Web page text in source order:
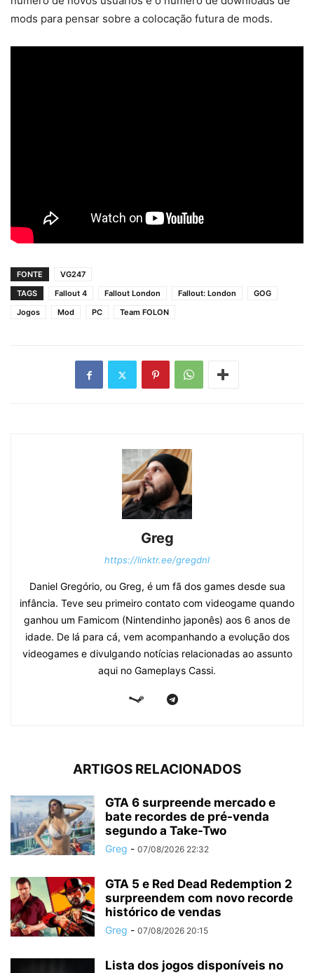
mods para pensar sobre a colocação futura de mods.
FONTE
VG247
TAGS
Fallout 4 Fallout London Fallout: London
GOG
Jogos
Mod PC Team FOLON
Greg
https://linktr.ee/gregdnl
Daniel Gregório, ou Greg, é um fã dos games desde sua
infância. Teve seu primeiro contato com videogame quando
ganhou um Famicom (Nintendinho japonês) aos 6 anos de
idade. De lá para cá, vem acompanhando a evolução dos
videogames e divulgando notícias relacionadas ao assunto
aqui no Gameplays Cassi.
ARTIGOS RELACIONADOS
GTA 6 surpreende mercado e
bate recordes de pré-venda
segundo a Take-Two
Greg - 07/08/2026 22:32
GTA 5 e Red Dead Redemption 2
surpreendem com novo recorde
histórico de vendas
Greg - 07/08/2026 20:15
Lista dos jogos disponíveis no